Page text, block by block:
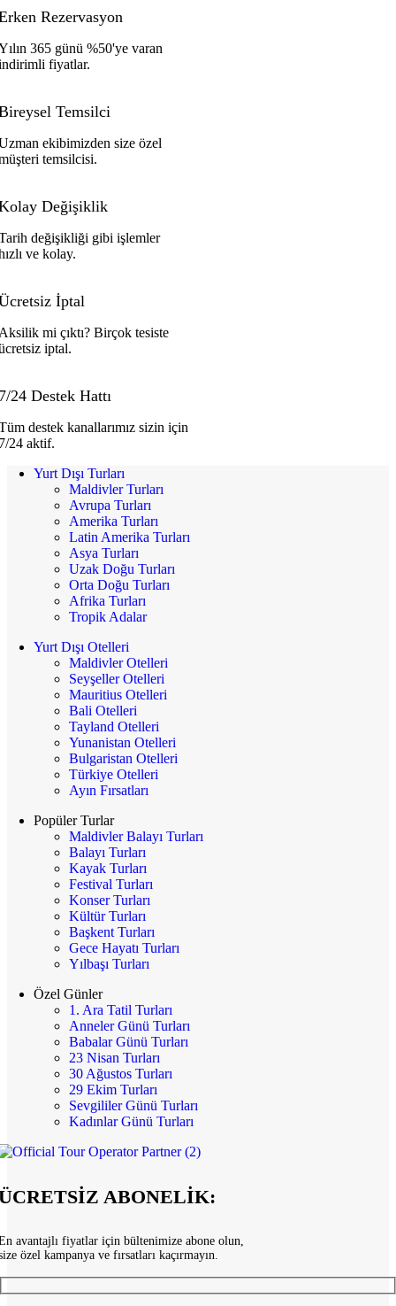
Rezervasyon
365 günü %50'ye varan
fiyatlar.
Temsilci
ekibimizden size özel
temsilcisi.
Değişiklik
değişikliği gibi işlemler
ve kolay.
İptal
mi çıktı? Birçok tesiste
iptal.
24 Destek Hattı
destek kanallarımız sizin için
24 aktif.
Yurt Dışı Turları
Maldivler Turları
Avrupa Turları
Amerika Turları
Latin Amerika Turları
Asya Turları
Uzak Doğu Turları
Orta Doğu Turları
Afrika Turları
Tropik Adalar
Yurt Dışı Otelleri
Maldivler Otelleri
Seyşeller Otelleri
Mauritius Otelleri
Bali Otelleri
Tayland Otelleri
Yunanistan Otelleri
Bulgaristan Otelleri
Türkiye Otelleri
Ayın Fırsatları
Popüler Turlar
Maldivler Balayı Turları
Balayı Turları
Kayak Turları
Festival Turları
Konser Turları
Kültür Turları
Başkent Turları
Gece Hayatı Turları
Yılbaşı Turları
Özel Günler
1. Ara Tatil Turları
Anneler Günü Turları
Babalar Günü Turları
23 Nisan Turları
30 Ağustos Turları
29 Ekim Turları
Sevgililer Günü Turları
Kadınlar Günü Turları
ABONELİK:
avantajlı fiyatlar için bültenimize abone olun,
özel kampanya ve fırsatları kaçırmayın.